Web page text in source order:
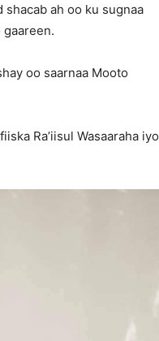
ah oo ku sugnaa
gaareen.
oo saarnaa Mooto
Ra’iisul Wasaaraha iyo